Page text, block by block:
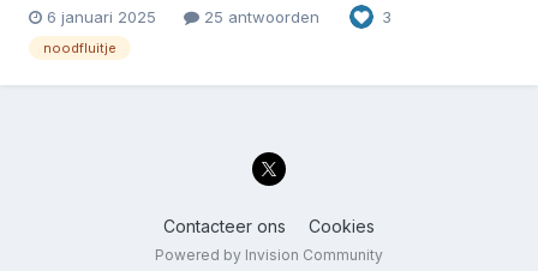
door gaan lezen en kom tot de conclusie dat het bv geen nut
heeft om een fire steel in de rugzak te steken voo...
6 januari 2025 25 antwoorden 3
noodfluitje
Contacteer ons Cookies
Powered by Invision Community